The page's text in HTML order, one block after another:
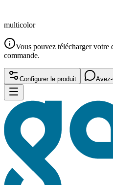
multicolor
Vous pouvez télécharger votre
commande.
Configurer le produit